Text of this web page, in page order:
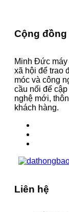
Cộng đồng
Minh Đức máy
xã hội để trao
móc và công
cầu nối để
nghệ mới,
khách hàng.
Liên hệ